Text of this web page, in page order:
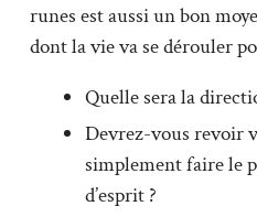
runes est aussi un bon
dont la vie va se dérouler
Quelle sera la
Devrez-vous revoir
simplement faire le
d’esprit ?